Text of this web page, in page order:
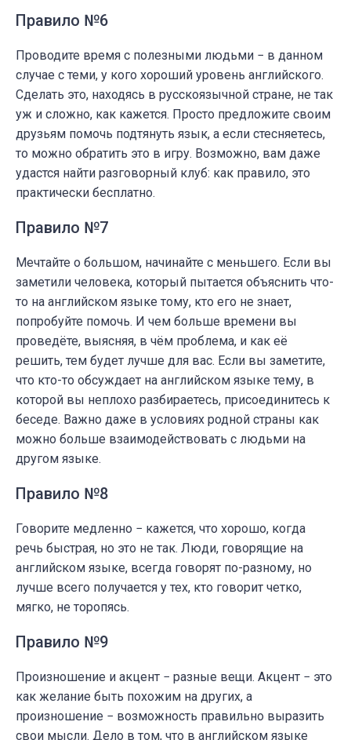
Правило №6
Проводите время с полезными людьми − в данном
случае с теми, у кого хороший уровень английского.
Сделать это, находясь в русскоязычной стране, не так
уж и сложно, как кажется. Просто предложите своим
друзьям помочь подтянуть язык, а если стесняетесь,
то можно обратить это в игру. Возможно, вам даже
удастся найти разговорный клуб: как правило, это
практически бесплатно.
Правило №7
Мечтайте о большом, начинайте с меньшего. Если вы
заметили человека, который пытается объяснить что-
то на английском языке тому, кто его не знает,
попробуйте помочь. И чем больше времени вы
проведёте, выясняя, в чём проблема, и как её
решить, тем будет лучше для вас. Если вы заметите,
что кто-то обсуждает на английском языке тему, в
которой вы неплохо разбираетесь, присоединитесь к
беседе. Важно даже в условиях родной страны как
можно больше взаимодействовать с людьми на
другом языке.
Правило №8
Говорите медленно − кажется, что хорошо, когда
речь быстрая, но это не так. Люди, говорящие на
английском языке, всегда говорят по-разному, но
лучше всего получается у тех, кто говорит четко,
мягко, не торопясь.
Правило №9
Произношение и акцент − разные вещи. Акцент − это
как желание быть похожим на других, а
произношение − возможность правильно выразить
свои мысли. Дело в том, что в английском языке